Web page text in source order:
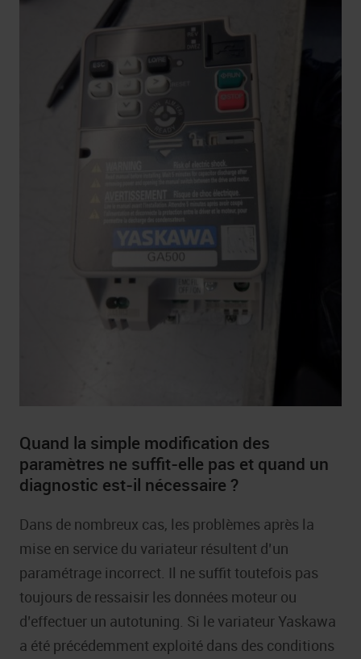
Quand la simple modification des
paramètres ne suffit-elle pas et quand un
diagnostic est-il nécessaire ?
Dans de nombreux cas, les problèmes après la
mise en service du variateur résultent d’un
paramétrage incorrect. Il ne suffit toutefois pas
toujours de ressaisir les données moteur ou
d’effectuer un autotuning. Si le variateur Yaskawa
a été précédemment exploité dans des conditions